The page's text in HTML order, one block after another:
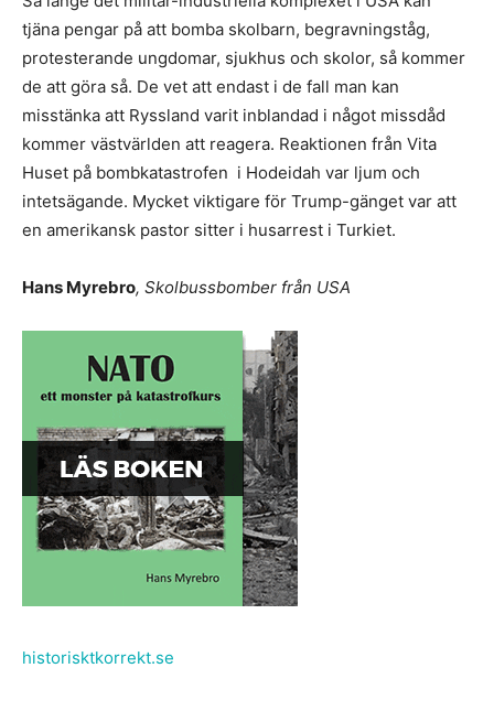
tjäna pengar på att bomba skolbarn, begravningståg,
protesterande ungdomar, sjukhus och skolor, så kommer
de att göra så. De vet att endast i de fall man kan
misstänka att Ryssland varit inblandad i något missdåd
kommer västvärlden att reagera. Reaktionen från Vita
Huset på bombkatastrofen i Hodeidah var ljum och
intetsägande. Mycket viktigare för Trump-gänget var att
en amerikansk pastor sitter i husarrest i Turkiet.
Hans Myrebro, Skolbussbomber från USA
historisktkorrekt.se